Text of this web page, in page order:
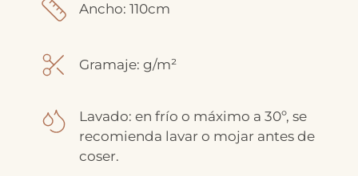
Ancho: 110cm
Gramaje: g/m²
Lavado: en frío o máximo a 30º, se
recomienda lavar o mojar antes de
coser.